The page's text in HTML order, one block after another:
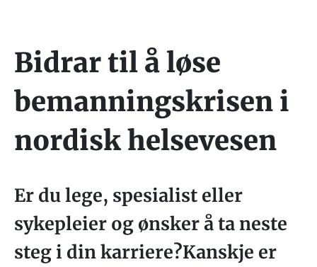
Bidrar til å løse
bemanningskrisen i
nordisk helsevesen
Er du lege, spesialist eller
sykepleier og ønsker å ta neste
steg i din karriere?Kanskje er